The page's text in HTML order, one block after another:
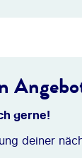
gerne!
deiner